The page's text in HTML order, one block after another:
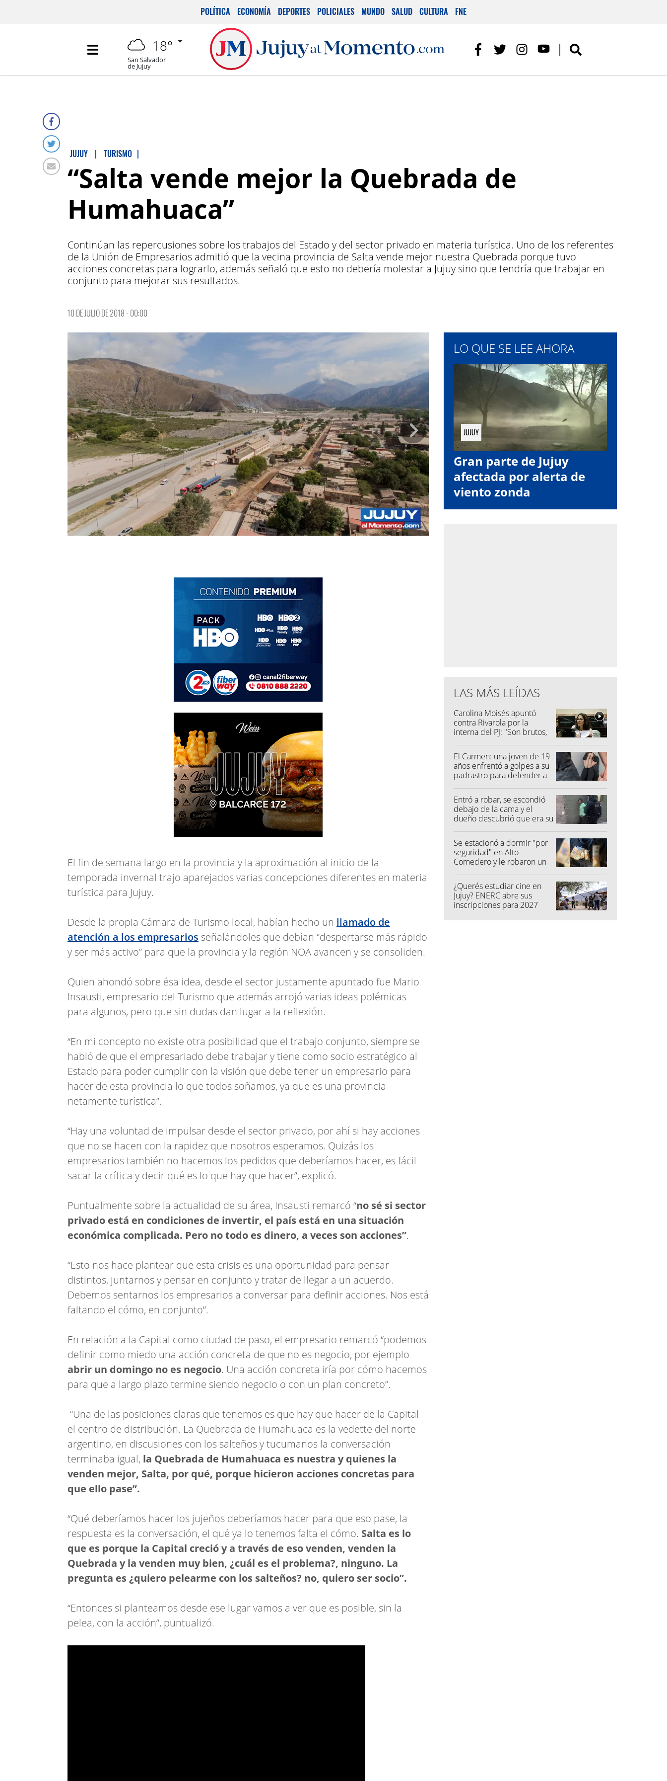
POLÍTICA ECONOMÍA DEPORTES POLICIALES MUNDO SALUD CULTURA FNE
18°
San Salvador
de Jujuy
JUJUY | TURISMO |
“Salta vende mejor la Quebrada de
Humahuaca”
Continúan las repercusiones sobre los trabajos del Estado y del sector privado en materia turística. Uno de los referentes
de la Unión de Empresarios admitió que la vecina provincia de Salta vende mejor nuestra Quebrada porque tuvo
acciones concretas para lograrlo, además señaló que esto no debería molestar a Jujuy sino que tendría que trabajar en
conjunto para mejorar sus resultados.
10 DE JULIO DE 2018 - 00:00
El fin de semana largo en la provincia y la aproximación al inicio de la
temporada invernal trajo aparejados varias concepciones diferentes en materia
turística para Jujuy.
Desde la propia Cámara de Turismo local, habían hecho un llamado de
atención a los empresarios señalándoles que debían “despertarse más rápido
y ser más activo” para que la provincia y la región NOA avancen y se consoliden.
Quien ahondó sobre ésa idea, desde el sector justamente apuntado fue Mario
Insausti, empresario del Turismo que además arrojó varias ideas polémicas
para algunos, pero que sin dudas dan lugar a la reflexión.
“En mi concepto no existe otra posibilidad que el trabajo conjunto, siempre se
habló de que el empresariado debe trabajar y tiene como socio estratégico al
Estado para poder cumplir con la visión que debe tener un empresario para
hacer de esta provincia lo que todos soñamos, ya que es una provincia
netamente turística”.
“Hay una voluntad de impulsar desde el sector privado, por ahí si hay acciones
que no se hacen con la rapidez que nosotros esperamos. Quizás los
empresarios también no hacemos los pedidos que deberíamos hacer, es fácil
sacar la crítica y decir qué es lo que hay que hacer”, explicó.
Puntualmente sobre la actualidad de su área, Insausti remarcó “no sé si sector
privado está en condiciones de invertir, el país está en una situación
económica complicada. Pero no todo es dinero, a veces son acciones”.
“Esto nos hace plantear que esta crisis es una oportunidad para pensar
distintos, juntarnos y pensar en conjunto y tratar de llegar a un acuerdo.
Debemos sentarnos los empresarios a conversar para definir acciones. Nos está
faltando el cómo, en conjunto”.
En relación a la Capital como ciudad de paso, el empresario remarcó “podemos
definir como miedo una acción concreta de que no es negocio, por ejemplo
abrir un domingo no es negocio. Una acción concreta iría por cómo hacemos
para que a largo plazo termine siendo negocio o con un plan concreto”.
“Una de las posiciones claras que tenemos es que hay que hacer de la Capital
el centro de distribución. La Quebrada de Humahuaca es la vedette del norte
argentino, en discusiones con los salteños y tucumanos la conversación
terminaba igual, la Quebrada de Humahuaca es nuestra y quienes la
venden mejor, Salta, por qué, porque hicieron acciones concretas para
que ello pase”.
“Qué deberíamos hacer los jujeños deberíamos hacer para que eso pase, la
respuesta es la conversación, el qué ya lo tenemos falta el cómo. Salta es lo
que es porque la Capital creció y a través de eso venden, venden la
Quebrada y la venden muy bien, ¿cuál es el problema?, ninguno. La
pregunta es ¿quiero pelearme con los salteños? no, quiero ser socio”.
“Entonces si planteamos desde ese lugar vamos a ver que es posible, sin la
pelea, con la acción”, puntualizó.
LO QUE SE LEE AHORA
JUJUY
Gran parte de Jujuy
afectada por alerta de
viento zonda
LAS MÁS LEÍDAS
Carolina Moisés apuntó
contra Rivarola por la
interna del PJ: "Son brutos,
El Carmen: una joven de 19
años enfrentó a golpes a su
padrastro para defender a
Entró a robar, se escondió
debajo de la cama y el
dueño descubrió que era su
Se estacionó a dormir "por
seguridad" en Alto
Comedero y le robaron un
¿Querés estudiar cine en
Jujuy? ENERC abre sus
inscripciones para 2027